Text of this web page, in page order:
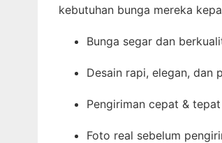
kebutuhan bunga mereka
Bunga segar dan
Desain rapi, elegan, dan
Pengiriman cepat &
Foto real sebelum